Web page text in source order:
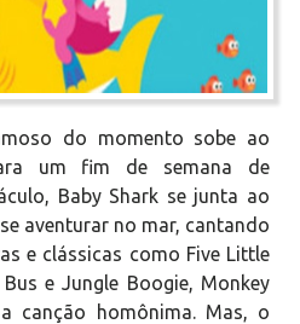
do momento sobe ao
um fim de semana de
Baby Shark se junta ao
aventurar no mar, cantando
e clássicas como Five Little
e Jungle Boogie, Monkey
canção homônima. Mas, o